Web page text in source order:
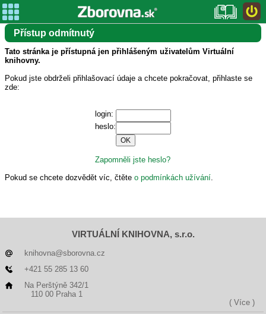
Přístup odmítnutý
Tato stránka je přístupná jen přihlášeným uživatelům Virtuální
knihovny.
Pokud jste obdrželi přihlašovací údaje a chcete pokračovat, přihlaste se
zde:
login:
heslo:
Zapomněli jste heslo?
Pokud se chcete dozvědět víc, čtěte o podmínkách užívání.
VIRTUÁLNÍ KNIHOVNA, s.r.o.
knihovna@sborovna.cz
+421 55 285 13 60
Na Perštýně 342/1
110 00 Praha 1
( Více )